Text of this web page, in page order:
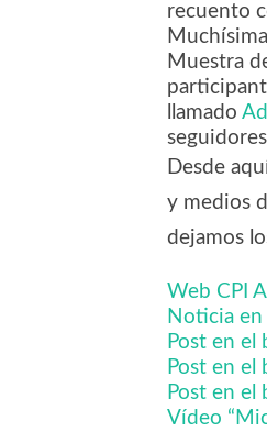
recuento
Muestra
llamado
Desde
y medios
dejamos
Web CPI
Noticia en
Post en
Post en el
Post en el
Vídeo